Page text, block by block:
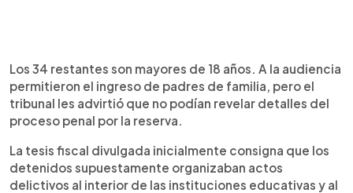
Los 34 restantes son mayores de 18 años. A la audiencia
permitieron el ingreso de padres de familia, pero el
tribunal les advirtió que no podían revelar detalles del
proceso penal por la reserva.
La tesis fiscal divulgada inicialmente consigna que los
detenidos supuestamente organizaban actos
delictivos al interior de las instituciones educativas y al